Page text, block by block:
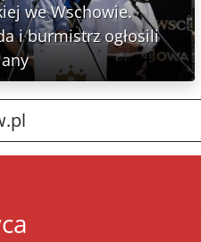
we Wschowie.
i burmistrz ogłosili